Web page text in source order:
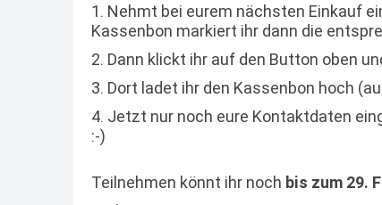
Nehmt bei eurem nächsten Einkauf
Kassenbon markiert ihr dann die
Dann klickt ihr auf den Button oben
Dort ladet ihr den Kassenbon hoch
Jetzt nur noch eure Kontaktdaten
:-)
Teilnehmen könnt ihr noch bis zum 29.